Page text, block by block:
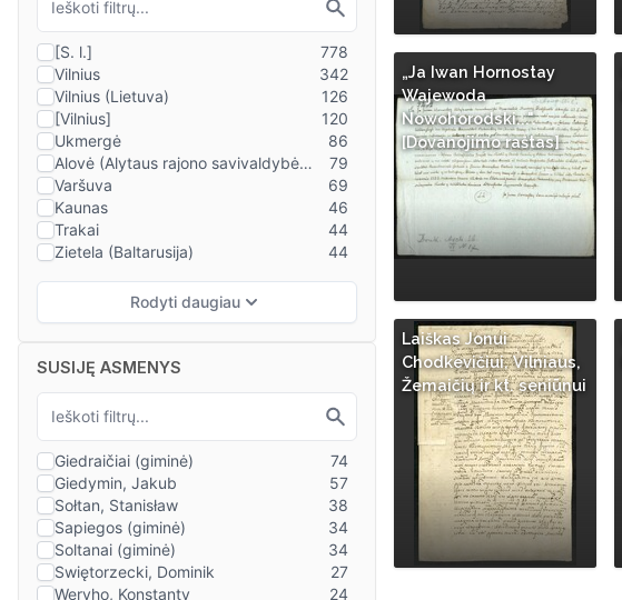
SUSIJĘ ASMENYS
„Ja Iwan Hornostay
Wajewoda
Nowohorodski...".
[Dovanojimo raštas]
Laiškas Jonui
Chodkevičiui, Vilniaus,
Žemaičių ir kt. seniūnui